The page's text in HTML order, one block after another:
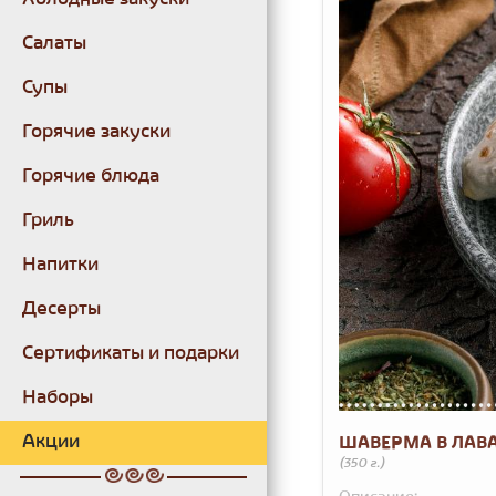
Салаты
Супы
Горячие закуски
Горячие блюда
Гриль
Напитки
Десерты
Сертификаты и подарки
Наборы
Акции ШАВЕРМА В
(350 г.)